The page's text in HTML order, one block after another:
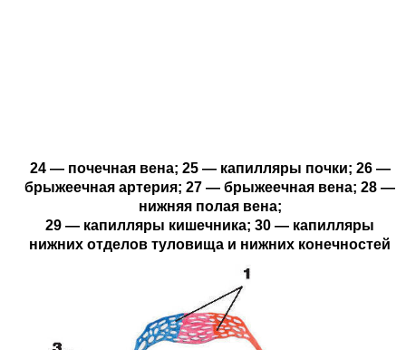
24 — почечная вена; 25 — капилляры почки; 26 —
брыжеечная артерия; 27 — брыжеечная вена; 28 —
нижняя полая вена;
29 — капилляры кишечника; 30 — капилляры
нижних отделов туловища и нижних конечностей